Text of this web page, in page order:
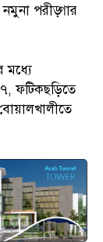
পরীড়্গার
মধ্যে
ফটিকছড়িতে